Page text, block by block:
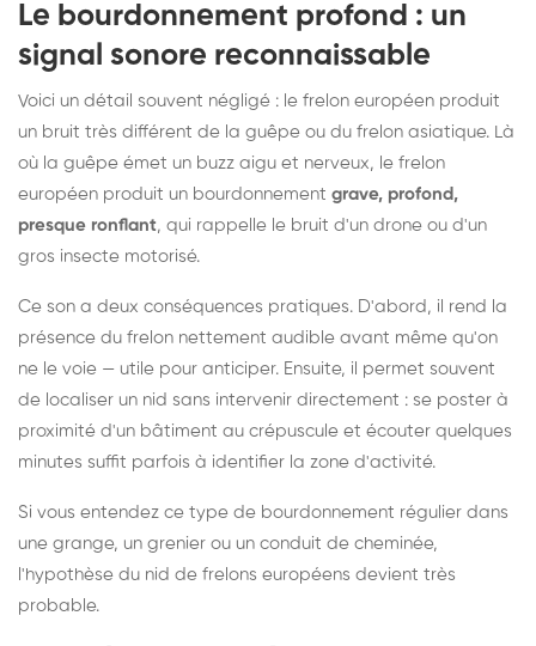
Le bourdonnement profond : un
signal sonore reconnaissable
Voici un détail souvent négligé : le frelon européen produit
un bruit très différent de la guêpe ou du frelon asiatique. Là
où la guêpe émet un buzz aigu et nerveux, le frelon
européen produit un bourdonnement grave, profond,
presque ronflant, qui rappelle le bruit d'un drone ou d'un
gros insecte motorisé.
Ce son a deux conséquences pratiques. D'abord, il rend la
présence du frelon nettement audible avant même qu'on
ne le voie — utile pour anticiper. Ensuite, il permet souvent
de localiser un nid sans intervenir directement : se poster à
proximité d'un bâtiment au crépuscule et écouter quelques
minutes suffit parfois à identifier la zone d'activité.
Si vous entendez ce type de bourdonnement régulier dans
une grange, un grenier ou un conduit de cheminée,
l'hypothèse du nid de frelons européens devient très
probable.